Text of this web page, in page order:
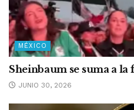
MÉXICO
Sheinbaum se suma a
JUNIO 30, 2026